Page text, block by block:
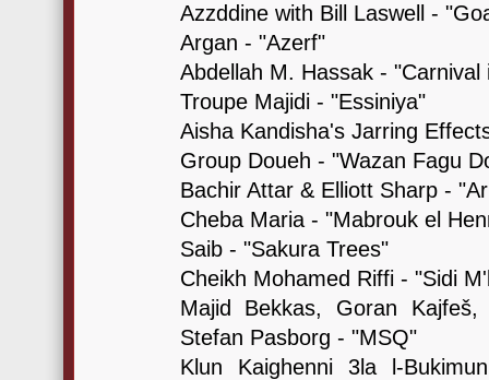
Azzddine with Bill Laswell -
Argan - "Azerf"
Abdellah M. Hassak -
Troupe Majidi - "Essiniya"
Aisha Kandisha's Jarring
Group Doueh - "Wazan Fagu
Bachir Attar & Elliott Sharp -
Cheba Maria - "Mabrouk el
Saib - "Sakura Trees"
Cheikh Mohamed Riffi - "Sidi
Majid Bekkas, Goran
Stefan Pasborg - "MSQ"
Klun Kaighenni 3la l-